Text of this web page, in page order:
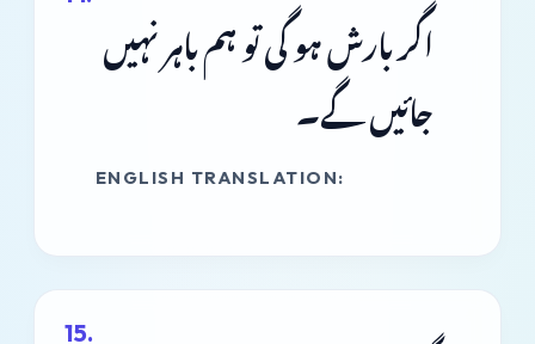
اگر بارش ہو گی تو ہم باہر نہیں
جائیں گے۔
ENGLISH TRANSLATION: